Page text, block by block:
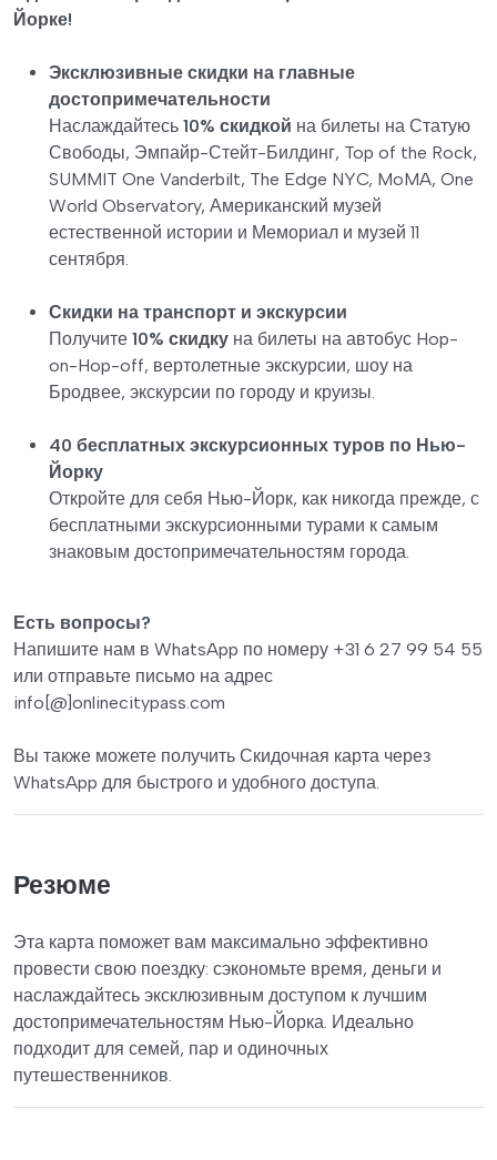
Йорке!
Эксклюзивные скидки на главные
достопримечательности
Наслаждайтесь 10% скидкой на билеты на Статую
Свободы, Эмпайр-Стейт-Билдинг, Top of the Rock,
SUMMIT One Vanderbilt, The Edge NYC, MoMA, One
World Observatory, Американский музей
естественной истории и Мемориал и музей 11
сентября.
Скидки на транспорт и экскурсии
Получите 10% скидку на билеты на автобус Hop-
on-Hop-off, вертолетные экскурсии, шоу на
Бродвее, экскурсии по городу и круизы.
40 бесплатных экскурсионных туров по Нью-
Йорку
Откройте для себя Нью-Йорк, как никогда прежде, с
бесплатными экскурсионными турами к самым
знаковым достопримечательностям города.
Есть вопросы?
Напишите нам в WhatsApp по номеру +31 6 27 99 54 55
или отправьте письмо на адрес
info[@]onlinecitypass.com
Вы также можете получить Скидочная карта через
WhatsApp для быстрого и удобного доступа.
Резюме
Эта карта поможет вам максимально эффективно
провести свою поездку: сэкономьте время, деньги и
наслаждайтесь эксклюзивным доступом к лучшим
достопримечательностям Нью-Йорка. Идеально
подходит для семей, пар и одиночных
путешественников.